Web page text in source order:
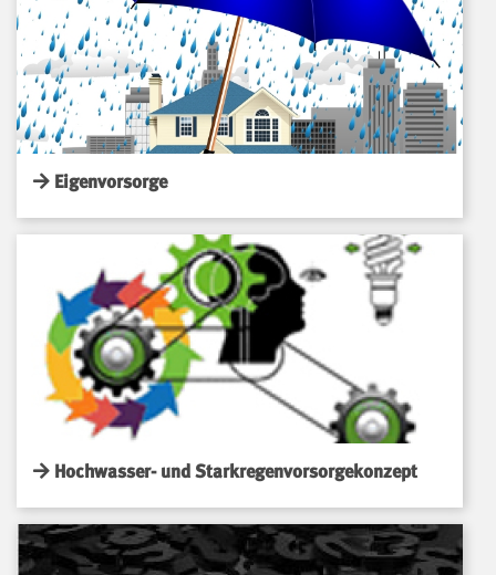
Eigenvorsorge
Hochwasser- und Starkregenvorsorgekonzept